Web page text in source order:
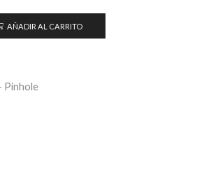
AÑADIR AL CARRITO
Pinhole